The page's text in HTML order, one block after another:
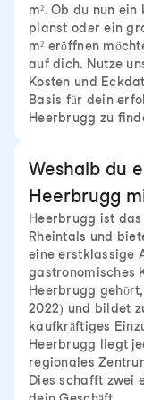
m². Ob du nun
planst oder ein
m² eröffnen
auf dich. Nutze
Kosten und
Basis für dein
Heerbrugg zu
Weshalb du
Heerbrugg
Heerbrugg ist
Rheintals und
eine erstklassige
gastronomisches
Heerbrugg
2022) und bildet
kaufkräftiges
Heerbrugg liegt
regionales
Dies schafft zwei